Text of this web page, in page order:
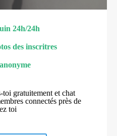
24h/24h
des inscritres
toi gratuitement et chat
connectés près de
toi